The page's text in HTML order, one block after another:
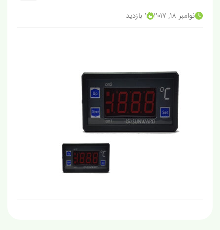
نوامبر 18, 2017 1 بازدید